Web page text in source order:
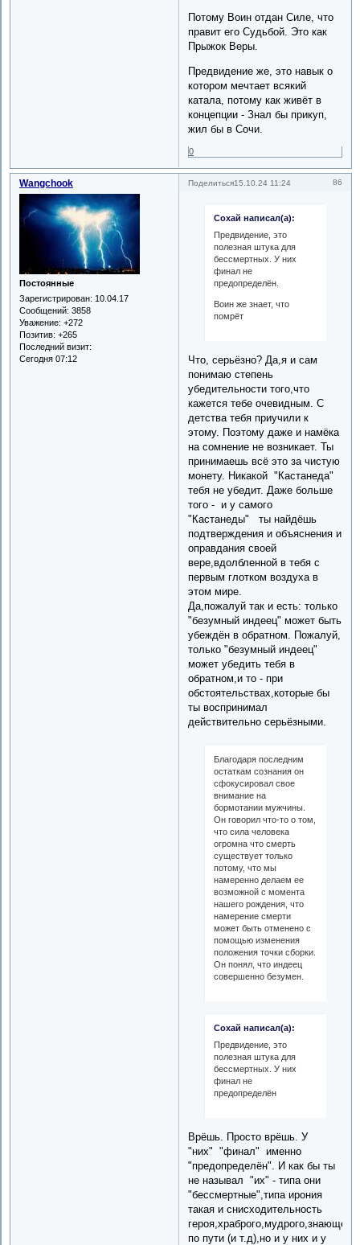
Потому Воин отдан Силе, что
правит его Судьбой. Это как
Прыжок Веры.
Предвидение же, это навык о
котором мечтает всякий
катала, потому как живёт в
концепции - Знал бы прикуп,
жил бы в Сочи.
0
Поделиться 86
15.10.24 11:24
Wangchook
Постоянные
Зарегистрирован: 10.04.17
Сообщений: 3858
Уважение: +272
Позитив: +265
Последний визит:
Сегодня 07:12
Сохай написал(а):
Предвидение, это
полезная штука для
бессмертных. У них
финал не
предопределён.
Воин же знает, что
помрёт
Что, серьёзно? Да,я и сам
понимаю степень
убедительности того,что
кажется тебе очевидным. С
детства тебя приучили к
этому. Поэтому даже и намёка
на сомнение не возникает. Ты
принимаешь всё это за чистую
монету. Никакой "Кастанеда"
тебя не убедит. Даже больше
того - и у самого
"Кастанеды" ты найдёшь
подтверждения и объяснения и
оправдания своей
вере,вдолбленной в тебя с
первым глотком воздуха в
этом мире.
Да,пожалуй так и есть: только
"безумный индеец" может быть
убеждён в обратном. Пожалуй,
только "безумный индеец"
может убедить тебя в
обратном,и то - при
обстоятельствах,которые бы
ты воспринимал
действительно серьёзными.
Благодаря последним
остаткам сознания он
сфокусировал свое
внимание на
бормотании мужчины.
Он говорил что-то о том,
что сила человека
огромна что смерть
существует только
потому, что мы
намеренно делаем ее
возможной с момента
нашего рождения, что
намерение смерти
может быть отменено с
помощью изменения
положения точки сборки.
Он понял, что индеец
совершенно безумен.
Сохай написал(а):
Предвидение, это
полезная штука для
бессмертных. У них
финал не
предопределён
Врёшь. Просто врёшь. У
"них" "финал" именно
"предопределён". И как бы ты
не называл "их" - типа они
"бессмертные",типа ирония
такая и снисходительность
по пути (и т.д),но и у них и у